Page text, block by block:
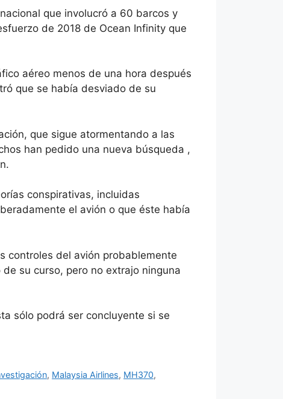
que involucró a 60 barcos y
de 2018 de Ocean Infinity que
aéreo menos de una hora después
que se había desviado de su
que sigue atormentando a las
han pedido una nueva búsqueda ,
conspirativas, incluidas
el avión o que éste había
controles del avión probablemente
su curso, pero no extrajo ninguna
sólo podrá ser concluyente si se
, Malaysia Airlines, MH370,